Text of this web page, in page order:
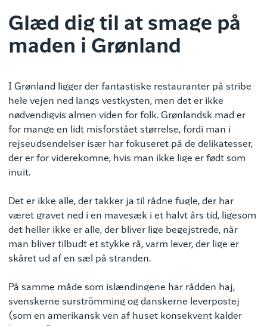
Glæd dig til at smage på
maden i Grønland
I Grønland ligger der fantastiske restauranter på stribe
hele vejen ned langs vestkysten, men det er ikke
nødvendigvis almen viden for folk. Grønlandsk mad er
for mange en lidt misforstået størrelse, fordi man i
rejseudsendelser især har fokuseret på de delikatesser,
der er for viderekomne, hvis man ikke lige er født som
inuit.
Det er ikke alle, der takker ja til rådne fugle, der har
været gravet ned i en mavesæk i et halvt års tid, ligesom
det heller ikke er alle, der bliver lige begejstrede, når
man bliver tilbudt et stykke rå, varm lever, der lige er
skåret ud af en sæl på stranden.
På samme måde som islændingene har rådden haj,
svenskerne surströmming og danskerne leverpostej
(som en amerikansk ven af huset konsekvent kalder